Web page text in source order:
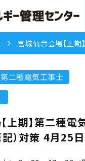
第二種電気工事士
上期】第二種電
記）対策 4月25